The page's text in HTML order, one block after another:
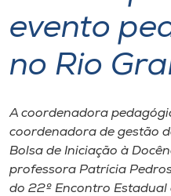
Portal de Ensino
Internacionalização
evento
no Rio
A coordenadora
coordenadora de gestão
Bolsa de Iniciação à
professora Patrícia
do 22º Encontro Estadual